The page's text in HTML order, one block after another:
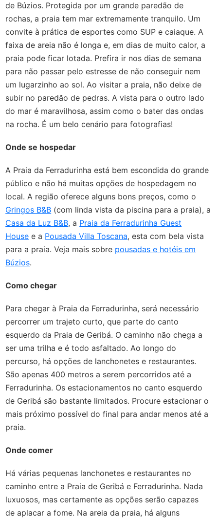
de Búzios. Protegida por um grande paredão de
rochas, a praia tem mar extremamente tranquilo. Um
convite à prática de esportes como SUP e caiaque. A
faixa de areia não é longa e, em dias de muito calor, a
praia pode ficar lotada. Prefira ir nos dias de semana
para não passar pelo estresse de não conseguir nem
um lugarzinho ao sol. Ao visitar a praia, não deixe de
subir no paredão de pedras. A vista para o outro lado
do mar é maravilhosa, assim como o bater das ondas
na rocha. É um belo cenário para fotografias!
Onde se hospedar
A Praia da Ferradurinha está bem escondida do grande
público e não há muitas opções de hospedagem no
local. A região oferece alguns bons preços, como o
Gringos B&B (com linda vista da piscina para a praia), a
Casa da Luz B&B, a Praia da Ferradurinha Guest
House e a Pousada Villa Toscana, esta com bela vista
para a praia. Veja mais sobre pousadas e hotéis em
Búzios.
Como chegar
Para chegar à Praia da Ferradurinha, será necessário
percorrer um trajeto curto, que parte do canto
esquerdo da Praia de Geribá. O caminho não chega a
ser uma trilha e é todo asfaltado. Ao longo do
percurso, há opções de lanchonetes e restaurantes.
São apenas 400 metros a serem percorridos até a
Ferradurinha. Os estacionamentos no canto esquerdo
de Geribá são bastante limitados. Procure estacionar o
mais próximo possível do final para andar menos até a
praia.
Onde comer
Há várias pequenas lanchonetes e restaurantes no
caminho entre a Praia de Geribá e Ferradurinha. Nada
luxuosos, mas certamente as opções serão capazes
de aplacar a fome. Na areia da praia, há alguns